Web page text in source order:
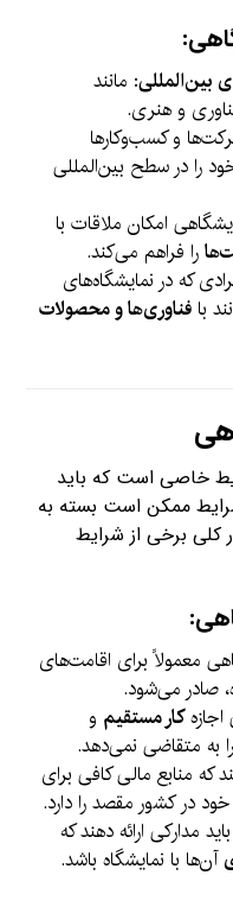
بین‌المللی: مانند
و هنری.
و کسب‌وکارها
را در سطح بین‌المللی
امکان ملاقات با
را فراهم می‌کند.
که در نمایشگاه‌های
بافناوری‌ها و محصولات
خاصی است که باید
ممکن است بسته به
کلی برخی از شرایط
معمولاً برای اقامت‌های
صادر می‌شود.
اجازهکار مستقیم و
به متقاضی نمی‌دهد.
که منابع مالی کافی برای
خود در کشور مقصد را دارد.
مدارکی ارائه دهند که
آن‌ها با نمایشگاه باشد.